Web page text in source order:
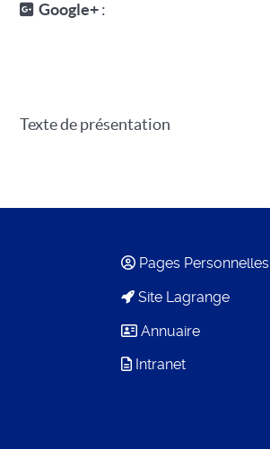
Google+:
Texte de présentation
Pages Personnelles
Site Lagrange
Annuaire
Intranet